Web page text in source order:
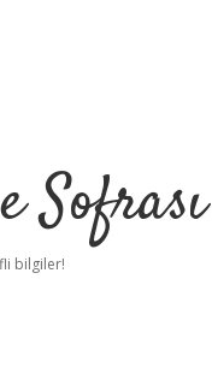
Sofrası
bilgiler!